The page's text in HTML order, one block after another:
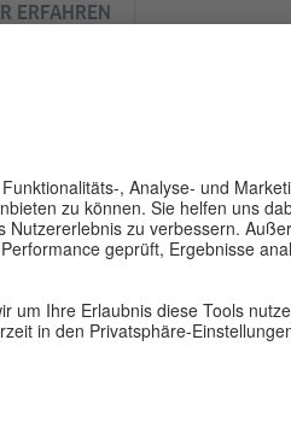
ERFAHREN
dem Senegal und mit
Projekten und
zu arbeiten.